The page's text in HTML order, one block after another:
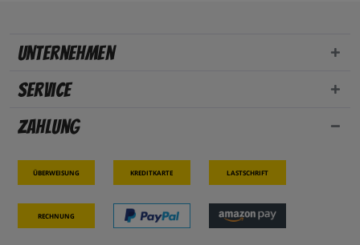
Unternehmen
Service
Zahlung
Überweisung Kreditkarte Lastschrift
Rechnung